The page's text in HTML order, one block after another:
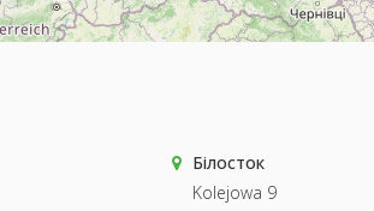
Білосток
Kolejowa 9